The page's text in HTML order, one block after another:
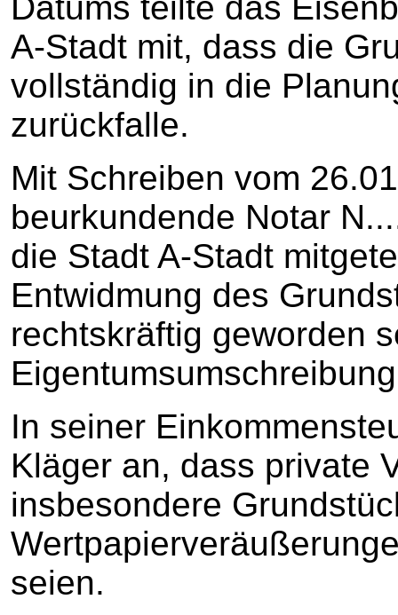
A-Stadt mit, dass die
vollständig in die
zurückfalle.
Mit Schreiben vom
beurkundende Notar
die Stadt A-Stadt
Entwidmung des
rechtskräftig geworden
In seiner
Kläger an, dass private
insbesondere
seien.